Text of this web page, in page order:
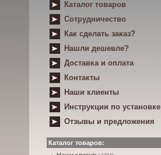
Каталог товаров
Сотрудничество
Как сделать заказ?
Нашли дешевле?
Доставка и оплата
Контакты
Наши клиенты
Инструкции по установке
Отзывы и предложения
Каталог товаров: